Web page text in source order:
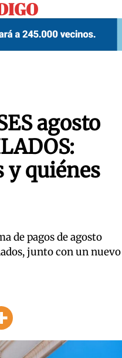
agosto
y quiénes
de pagos de agosto
junto con un nuevo